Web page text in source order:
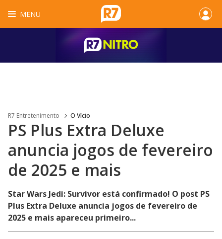
MENU
R7 Entretenimento O Vício
PS Plus Extra Deluxe
anuncia jogos de fevereiro
de 2025 e mais
Star Wars Jedi: Survivor está confirmado! O post PS
Plus Extra Deluxe anuncia jogos de fevereiro de
2025 e mais apareceu primeiro...